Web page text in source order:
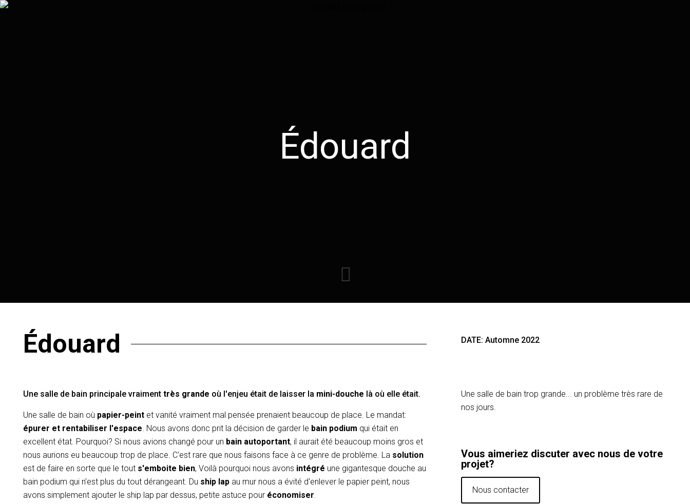
Édouard
Édouard DATE: Automne 2022
Une salle de bain principale vraiment très grande où l'enjeu était de laisser la mini-douche là où elle était.
Une salle de bain où papier-peintet vanité vraiment mal pensée prenaient beaucoup de place. Le mandat:
épurer et rentabiliser l'espace. Nous avons donc prit la décision de garder le bain podium qui était en
excellent état. Pourquoi? Si nous avions changé pour un bain autoportant, il aurait été beaucoup moins gros et
nous aurions eu beaucoup trop de place. C'est rare que nous faisons face à ce genre de problème. La solution
est de faire en sorte que le tout s'emboite bien, Voilà pourquoi nous avons intégré une gigantesque douche au
bain podium qui n'est plus du tout dérangeant. Du ship lapau mur nous a évité d'enlever le papier peint, nous
avons simplement ajouter le ship lap par dessus, petite astuce pour économiser.
Une salle de bain trop grande... un problème très rare de
nos jours.
Vous aimeriez discuter avec nous de votre
projet?
Nous contacter